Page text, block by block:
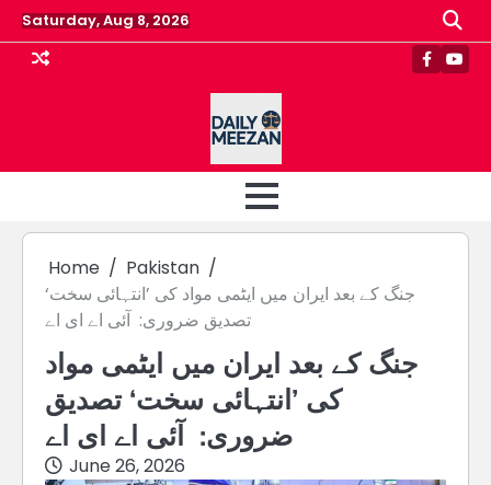
Skip
to
content
Saturday, Aug 8, 2026
Home
Pakistan
جنگ کے بعد ایران میں ایٹمی مواد کی ’انتہائی سخت‘
تصدیق ضروری: آئی اے ای اے
جنگ کے بعد ایران میں ایٹمی مواد
کی ’انتہائی سخت‘ تصدیق
ضروری: آئی اے ای اے
June 26, 2026